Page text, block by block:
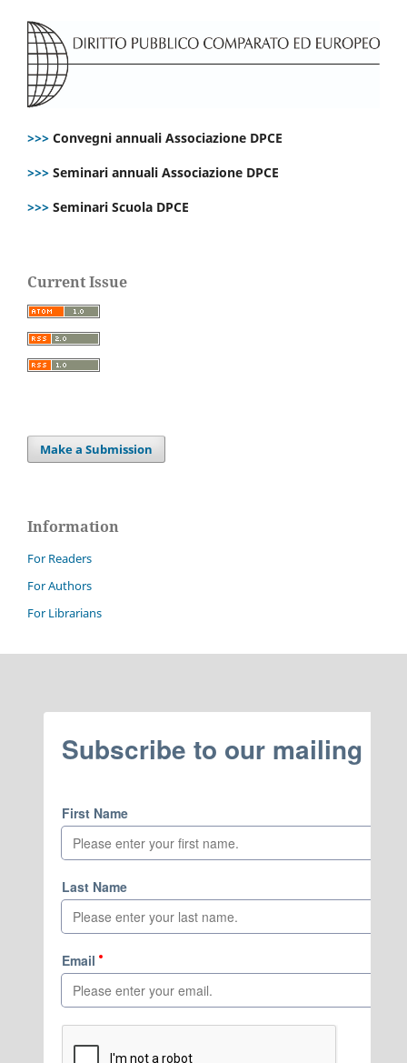
>>> Convegni annuali Associazione DPCE
>>> Seminari annuali Associazione DPCE
>>> Seminari Scuola DPCE
Current Issue
Make a Submission
Information
For Readers
For Authors
For Librarians